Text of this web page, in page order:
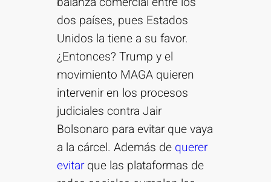
dos países, pues Estados
Unidos la tiene a su favor.
¿Entonces? Trump y el
movimiento MAGA quieren
intervenir en los procesos
judiciales contra Jair
Bolsonaro para evitar que vaya
a la cárcel. Además de querer
evitarque las plataformas de